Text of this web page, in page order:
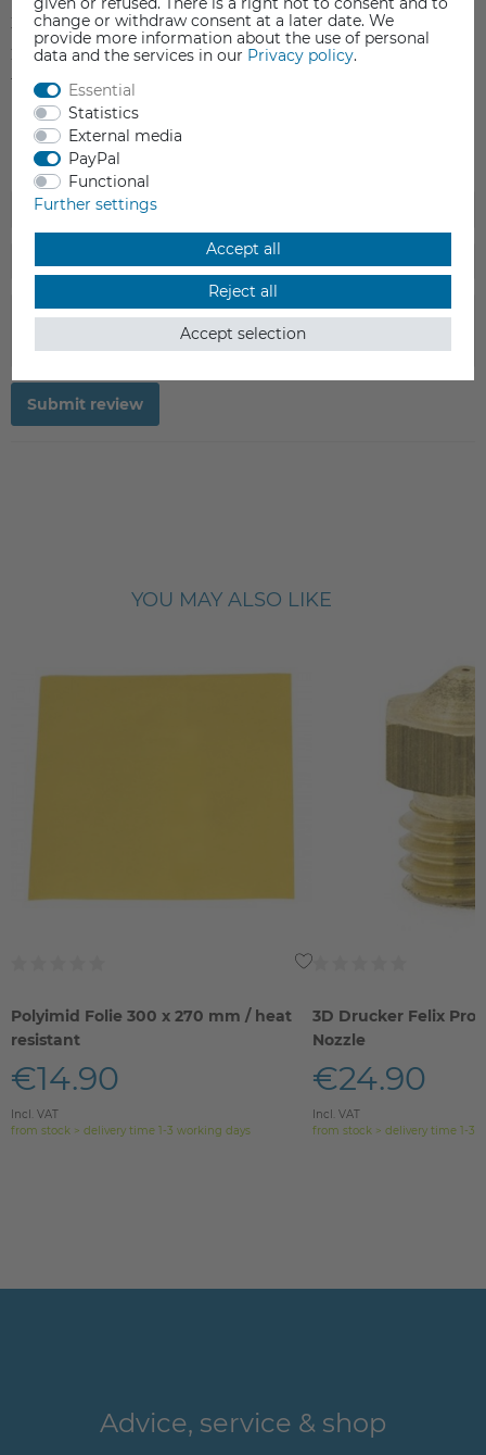
3
0
2
0
1
Submit review
YOU MAY ALSO LIKE
Polyimid Folie 300 x 270 mm / heat
resistant
€14.90
Incl. VAT
from stock > delivery time 1-3 working days
3D Drucker Felix Pro
Nozzle
€24.90
Incl. VAT
from stock > delivery time 1-3
Advice, service & shop
change or withdraw consent at a later date. We
provide more information about the use of personal
data and the services in our Privacy policy.
Essential
Statistics
External media
PayPal
Functional
Further settings
Accept all
Reject all
Accept selection